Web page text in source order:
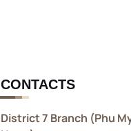
CONTACTS
District 7 Branch (Phu